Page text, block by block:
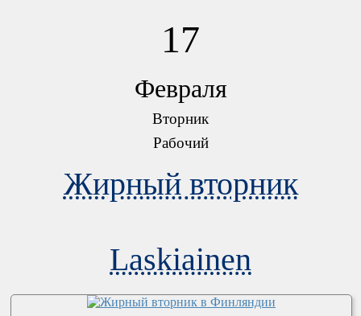
17
Февраля
Вторник
Рабочий
Жирный вторник
Laskiainen